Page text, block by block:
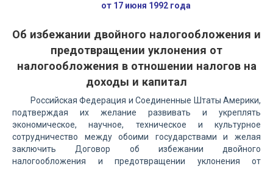
от 17 июня 1992 года
Об избежании двойного налогообложения и
предотвращении уклонения от
налогообложения в отношении налогов на
доходы и капитал
Российская Федерация и Соединенные Штаты Америки,
подтверждая их желание развивать и укреплять
экономическое, научное, техническое и культурное
сотрудничество между обоими государствами и желая
заключить Договор об избежании двойного
налогообложения и предотвращении уклонения от